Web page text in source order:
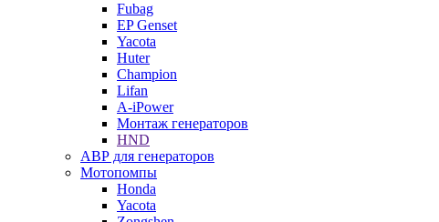
Fubag
EP Genset
Yacota
Huter
Champion
Lifan
A-iPower
Монтаж генераторов
HND
АВР для генераторов
Мотопомпы
Honda
Yacota